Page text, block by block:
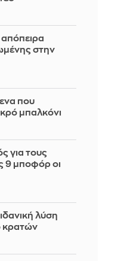
στην
που
μπαλκόνι
για τους
9 μποφόρ οι
λύση
κρατών